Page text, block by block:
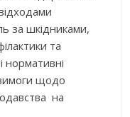
за шкідниками,
та
нормативні
щодо
на